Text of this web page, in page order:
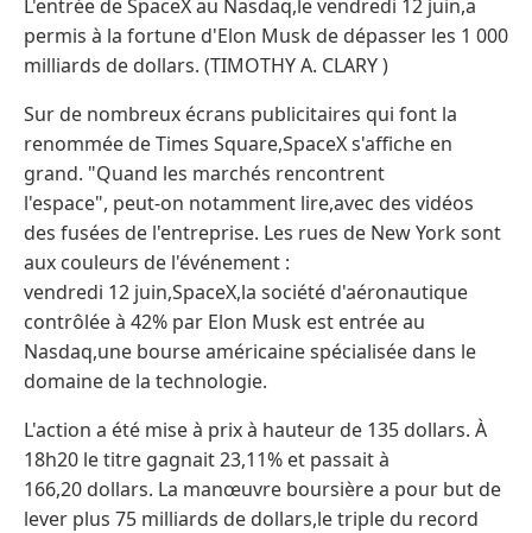
L'entrée de SpaceX au Nasdaq,le vendredi 12 juin,a
permis à la fortune d'Elon Musk de dépasser les 1 000
milliards de dollars. (TIMOTHY A. CLARY )
Sur de nombreux écrans publicitaires qui font la
renommée de Times Square,SpaceX s'affiche en
grand. "Quand les marchés rencontrent
l'espace", peut-on notamment lire,avec des vidéos
des fusées de l'entreprise. Les rues de New York sont
aux couleurs de l'événement :
vendredi 12 juin,SpaceX,la société d'aéronautique
contrôlée à 42% par Elon Musk est entrée au
Nasdaq,une bourse américaine spécialisée dans le
domaine de la technologie.
L'action a été mise à prix à hauteur de 135 dollars. À
18h20 le titre gagnait 23,11% et passait à
166,20 dollars. La manœuvre boursière a pour but de
lever plus 75 milliards de dollars,le triple du record